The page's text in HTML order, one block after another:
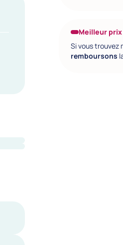
Meilleur prix
Si vous trouvez
remboursons